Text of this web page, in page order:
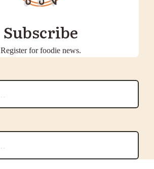
Subscribe
Register for foodie news.